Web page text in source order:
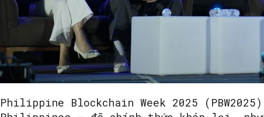
Philippine Blockchain Week 2025